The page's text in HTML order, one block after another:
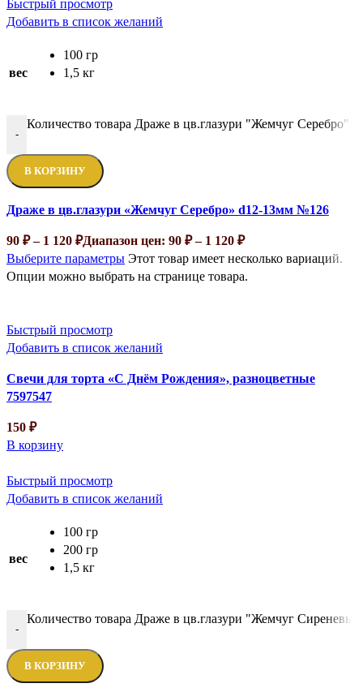
Быстрый просмотр
Добавить в список желаний
вес
100 гр
1,5 кг
-
Количество товара Драже в цв.глазури "Жемчуг Серебро"
В КОРЗИНУ
Драже в цв.глазури «Жемчуг Серебро» d12-13мм №126
90 ₽ – 1 120 ₽Диапазон цен: 90 ₽ – 1 120 ₽
Выберите параметры Этот товар имеет несколько вариаций.
Опции можно выбрать на странице товара.
Быстрый просмотр
Добавить в список желаний
Свечи для торта «С Днём Рождения», разноцветные
7597547
150 ₽
В корзину
Быстрый просмотр
Добавить в список желаний
вес
100 гр
200 гр
1,5 кг
-
Количество товара Драже в цв.глазури "Жемчуг
В КОРЗИНУ